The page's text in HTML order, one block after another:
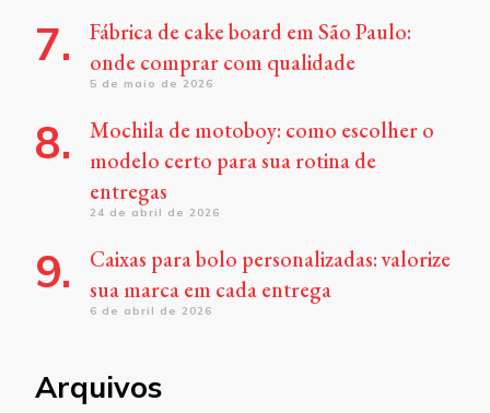
Fábrica de cake board em São Paulo:
onde comprar com qualidade
5 de maio de 2026
Mochila de motoboy: como escolher o
modelo certo para sua rotina de
entregas
24 de abril de 2026
Caixas para bolo personalizadas: valorize
sua marca em cada entrega
6 de abril de 2026
Arquivos